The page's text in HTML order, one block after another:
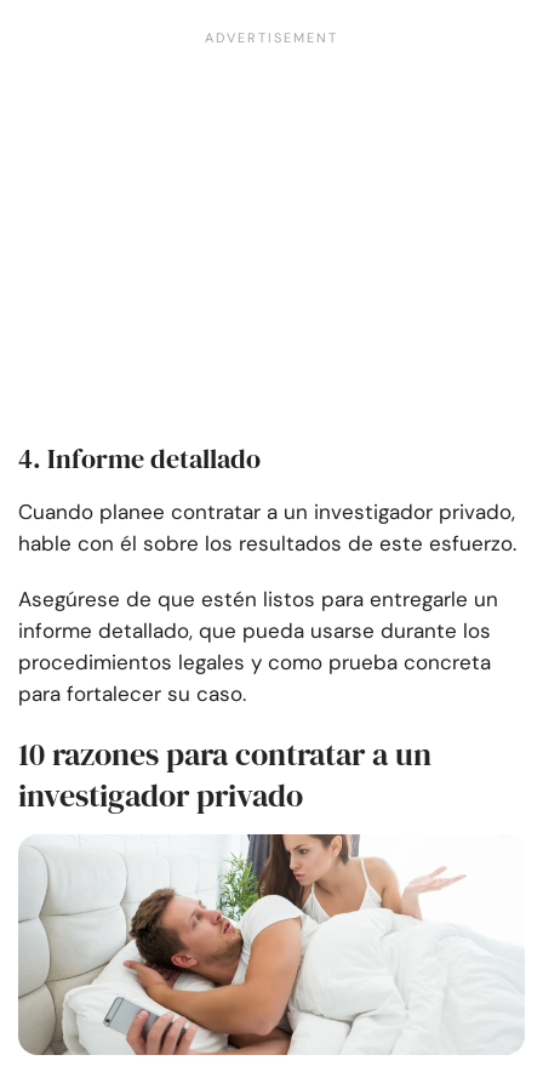
4. Informe detallado
Cuando planee contratar a un investigador privado,
hable con él sobre los resultados de este esfuerzo.
Asegúrese de que estén listos para entregarle un
informe detallado, que pueda usarse durante los
procedimientos legales y como prueba concreta
para fortalecer su caso.
10 razones para contratar a un
investigador privado